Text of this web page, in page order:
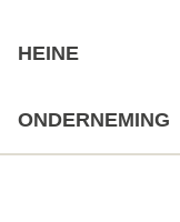
HEINE
ONDERNEMING